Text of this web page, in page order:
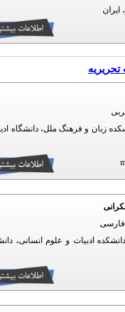
و فرهنگ ملل، دانشگاه ادیان و
ادبیات و علوم انسانی، دانشگاه